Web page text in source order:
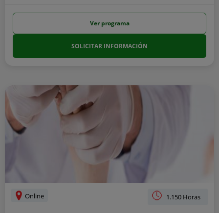
Ver programa
SOLICITAR INFORMACIÓN
Online 1.150 Horas